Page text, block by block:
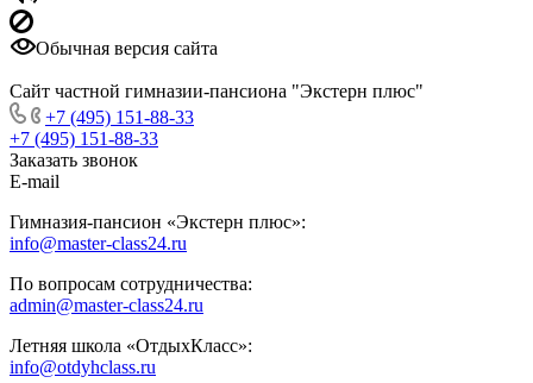
Обычная версия сайта
Сайт частной гимназии-пансиона "Экстерн плюс"
+7 (495) 151-88-33
+7 (495) 151-88-33
Заказать звонок
E-mail
Гимназия-пансион «Экстерн плюс»:
info@master-class24.ru
По вопросам сотрудничества:
admin@master-class24.ru
Летняя школа «ОтдыхКласс»:
info@otdyhclass.ru